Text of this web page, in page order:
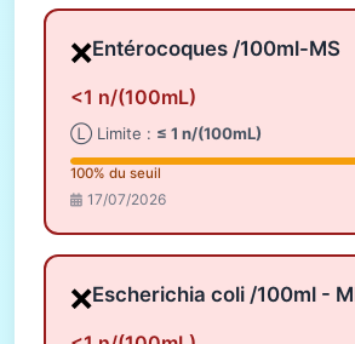
❌Entérocoques /100ml-MS
<1 n/(100mL)
Ⓛ Limite : ≤ 1 n/(100mL)
100% du seuil
17/07/2026
❌Escherichia coli /100ml -